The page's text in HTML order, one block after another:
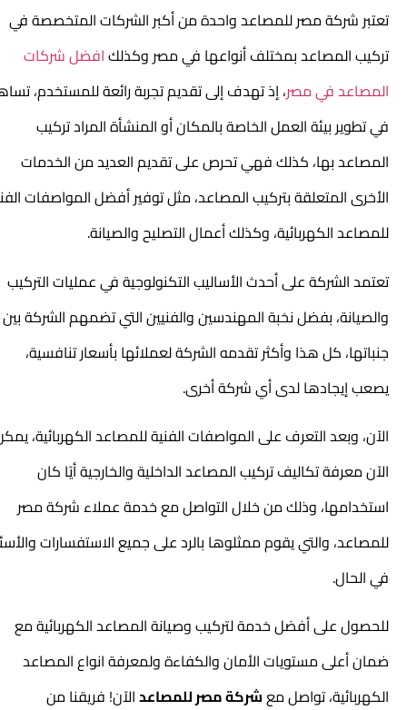
تعتبر شركة مصر للمصاعد واحدة من أكبر الشركات المتخصصة في
تركيب المصاعد بمختلف أنواعها في مصر وكذلكافضل شركات
المصاعد في مصر، إذ تهدف إلى تقديم تجربة رائعة للمستخدم، تساهم
في تطوير بيئة العمل الخاصة بالمكان أو المنشأة المراد تركيب
المصاعد بها، كذلك فهي تحرص على تقديم العديد من الخدمات
الأخرى المتعلقة بتركيب المصاعد، مثل توفير أفضل المواصفات الفنية
للمصاعد الكهربائية، وكذلك أعمال التصليح والصيانة.
تعتمد الشركة على أحدث الأساليب التكنولوجية في عمليات التركيب
والصيانة، بفضل نخبة المهندسين والفنيين التي تضمهم الشركة بين
جنباتها، كل هذا وأكثر تقدمه الشركة لعملائها بأسعار تنافسية،
يصعب إيجادها لدى أي شركة أخرى.
الآن، وبعد التعرف على المواصفات الفنية للمصاعد الكهربائية، يمكن
الآن معرفة تكاليف تركيب المصاعد الداخلية والخارجية أيًا كان
استخدامها، وذلك من خلال التواصل مع خدمة عملاء شركة مصر
للمصاعد، والتي يقوم ممثلوها بالرد على جميع الاستفسارات والأسئلة
في الحال.
للحصول على أفضل خدمة لتركيب وصيانة المصاعد الكهربائية مع
ضمان أعلى مستويات الأمان والكفاءة ولمعرفةانواع المصاعد
الكهربائية، تواصل معشركة مصر للمصاعدالآن! فريقنا من